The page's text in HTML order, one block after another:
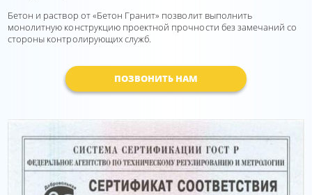
Бетон и раствор от «Бетон Гранит» позволит выполнить
монолитную конструкцию проектной прочности без замечаний со
стороны контролирующих служб.
ПОЗВОНИТЬ НАМ